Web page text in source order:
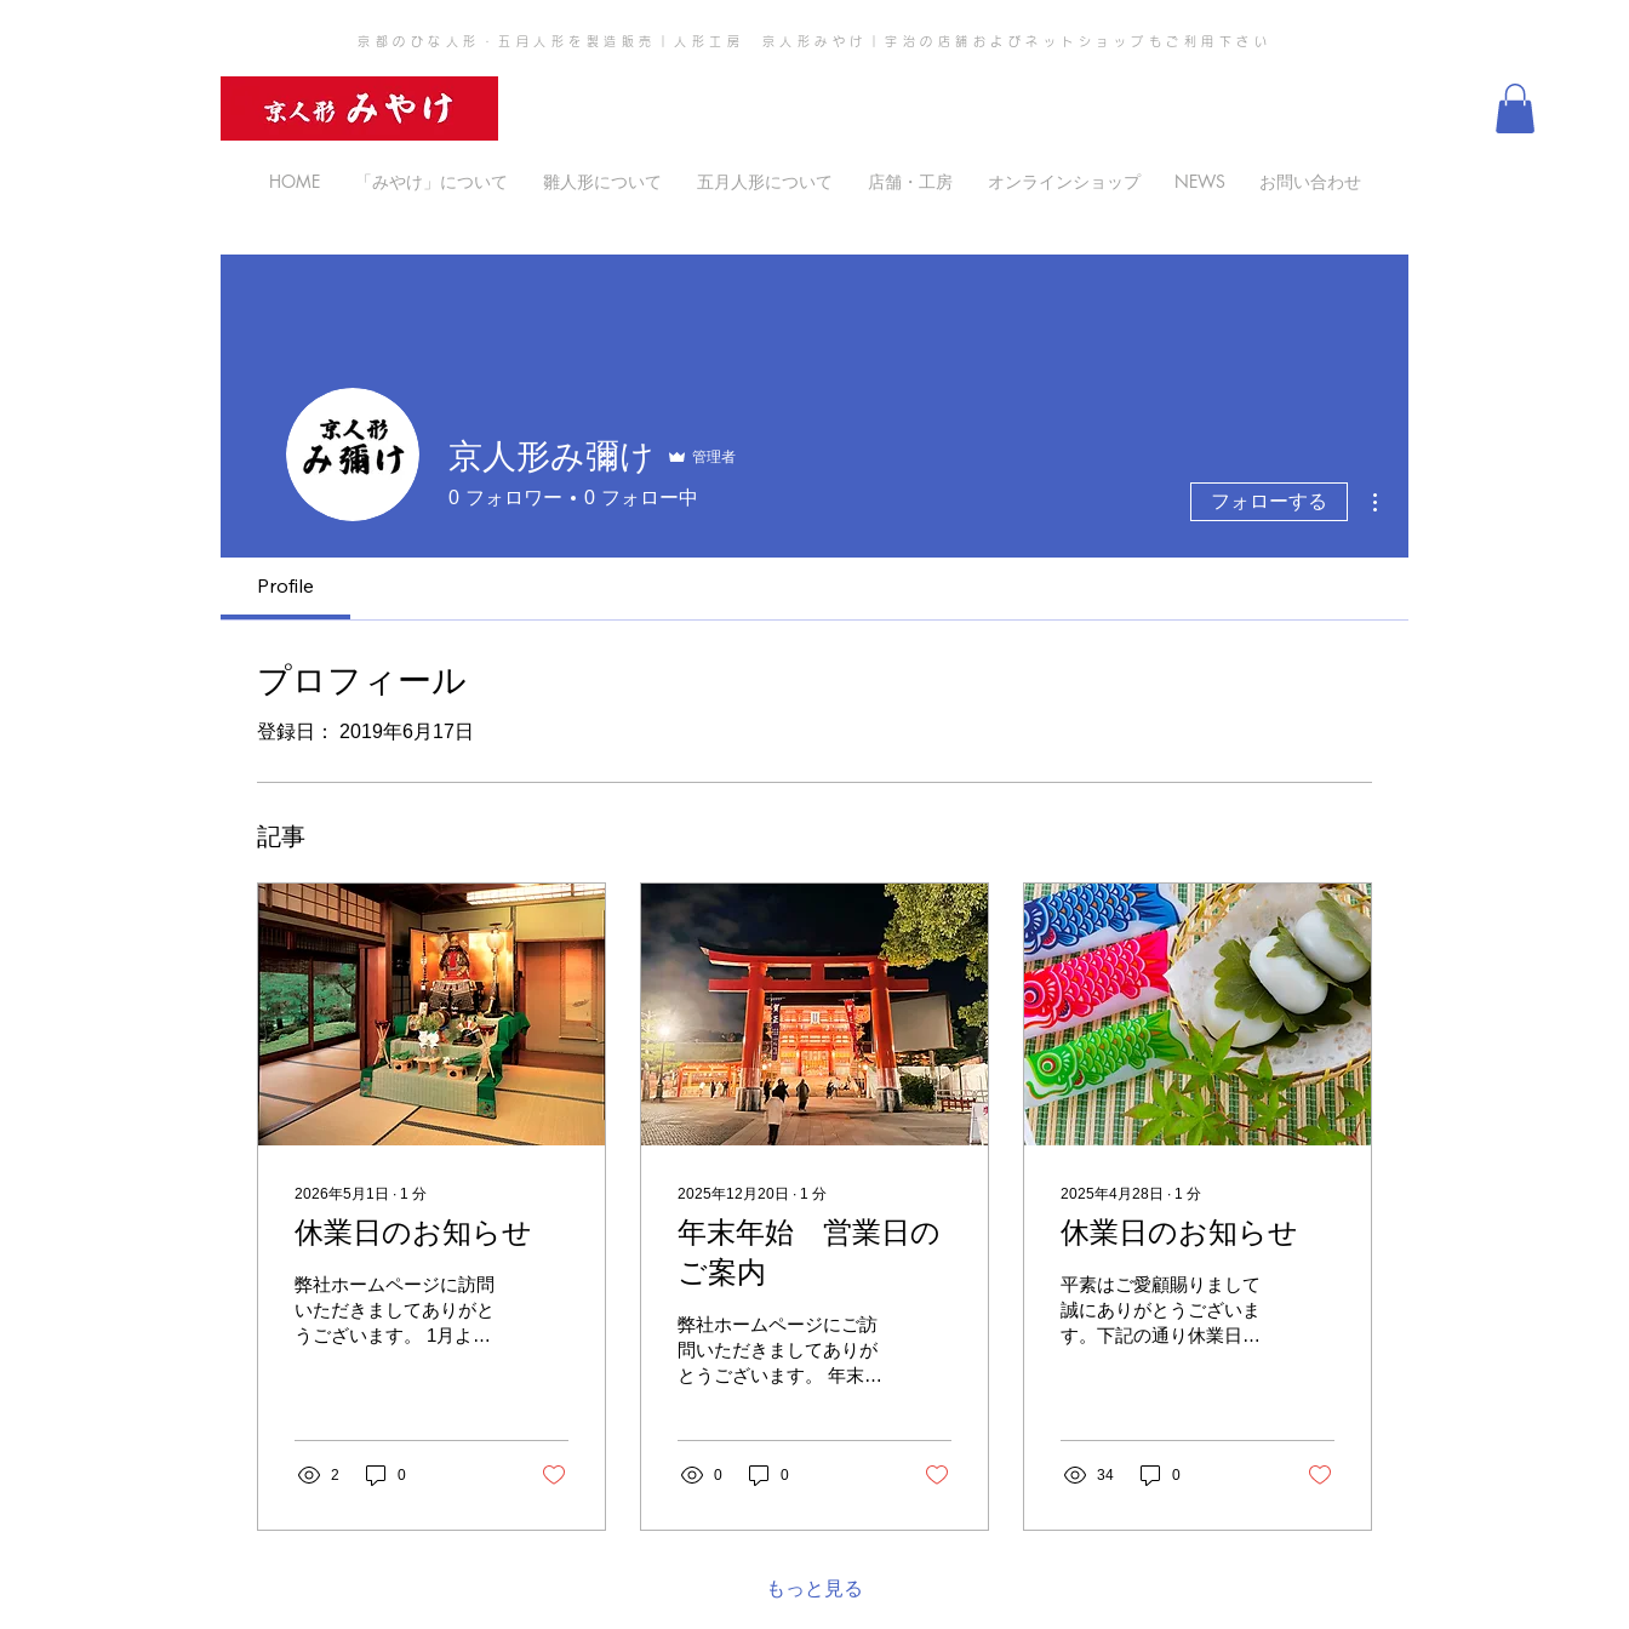
京都のひな人形・五月人形を製造販売｜人形工房 京人形みやけ｜宇治の店舗およびネットショップもご利用下さい
HOME 「みやけ」について 雛人形について 五月人形について 店舗・工房 オンラインショップ NEWS お問い合わせ
京人形み彌け 管理者
0 フォロワー 0 フォロー中 フォローする
Profile
プロフィール
登録日： 2019年6月17日
記事
2026年5月1日 ∙ 1 分
休業日のお知らせ
弊社ホームページに訪問
いただきましてありがと
うございます。 1月より
の期間、店舗を休業させ
ていただきます。 ご迷惑
をお掛けして誠に恐れ入
2 0
2025年12月20日 ∙ 1 分
年末年始 営業日の
ご案内
弊社ホームページにご訪
問いただきましてありが
とうございます。 年末年
月２８日（日）１０：０
９日（月）１０：００〜
（火）１０：００〜１
７：００ １２月３１日
0 0
2025年4月28日 ∙ 1 分
休業日のお知らせ
平素はご愛顧賜りまして
誠にありがとうございま
す。下記の通り休業日と
けして誠に恐れ入ります
が、ご理解賜りますよう
お願い申し上げます。
34 0
もっと見る